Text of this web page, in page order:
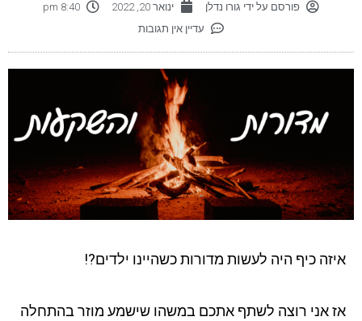
פורסם על ידי גורו נדלן ינואר 20, 2022
8:40 pm
עדיין אין תגובות
איזה כיף היה לעשות מדורות כשהיינו ילדים?!
אז אני רוצה לשתף אתכם במשהו שישמע מוזר בהתחלה